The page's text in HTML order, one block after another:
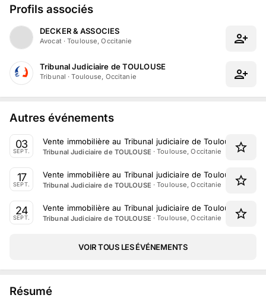
Profils associés
DECKER & ASSOCIES
Avocat·Toulouse, Occitanie
Tribunal Judiciaire de TOULOUSE
Tribunal ·Toulouse, Occitanie
Autres événements
03
SEPT.
Vente immobilière au Tribunal judiciaire de Toulouse le 3
Tribunal Judiciaire de TOULOUSE ·Toulouse, Occitanie
17
SEPT.
Vente immobilière au Tribunal judiciaire de Toulouse le 17
Tribunal Judiciaire de TOULOUSE ·Toulouse, Occitanie
24
SEPT.
Vente immobilière au Tribunal judiciaire de Toulouse le 24
Tribunal Judiciaire de TOULOUSE ·Toulouse, Occitanie
VOIR TOUS LES ÉVÉNEMENTS
Résumé